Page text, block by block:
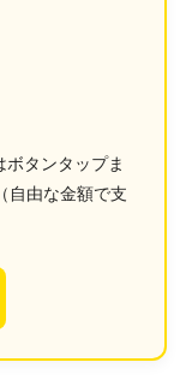
タンタップま
自由な金額で支